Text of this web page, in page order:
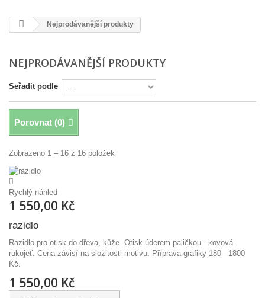
Nejprodávanější produkty
NEJPRODÁVANĚJŠÍ PRODUKTY
Seřadit podle
Porovnat (0)
Zobrazeno 1 – 16 z 16 položek
Rychlý náhled
1 550,00 Kč
razidlo
Razidlo pro otisk do dřeva, kůže. Otisk úderem paličkou - kovová
rukojeť. Cena závisí na složitosti motivu. Příprava grafiky 180 - 1800
Kč.
1 550,00 Kč